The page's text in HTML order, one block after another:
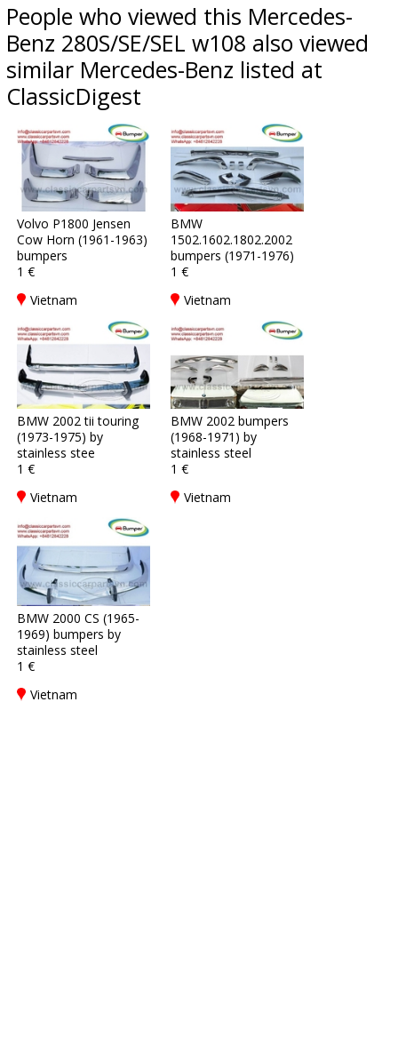
People who viewed this Mercedes-
Benz 280S/SE/SEL w108 also viewed
similar Mercedes-Benz listed at
ClassicDigest
Volvo P1800 Jensen
Cow Horn (1961-1963)
bumpers
1 €
Vietnam
BMW
1502.1602.1802.2002
bumpers (1971-1976)
1 €
Vietnam
BMW 2002 tii touring
(1973-1975) by
stainless stee
1 €
Vietnam
BMW 2002 bumpers
(1968-1971) by
stainless steel
1 €
Vietnam
BMW 2000 CS (1965-
1969) bumpers by
stainless steel
1 €
Vietnam